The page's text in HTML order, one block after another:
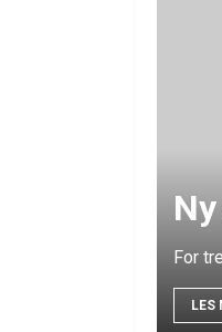
For
LES